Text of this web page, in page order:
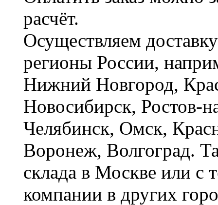
расчёт.
Осуществляем
регионы России,
Нижний Новгород,
Новосибирск, Ростов-
Челябинск, Омск,
Воронеж, Волгоград.
склада в Москве или с
компании в других